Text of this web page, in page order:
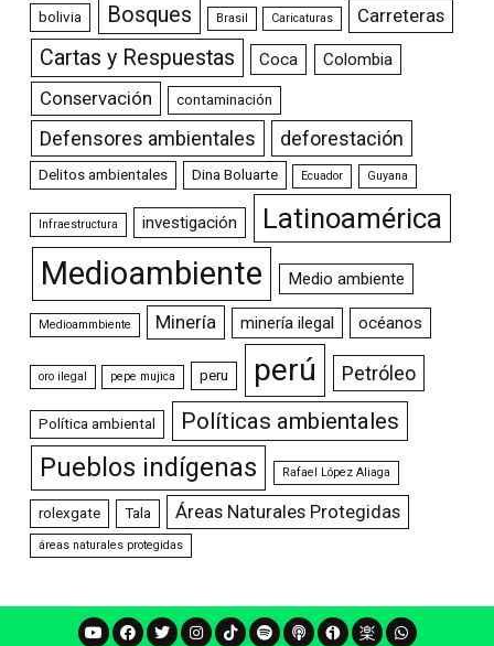
bolivia Bosques Brasil Caricaturas Carreteras
Cartas y Respuestas Coca Colombia
Conservación contaminación
Defensores ambientales deforestación
Delitos ambientales Dina Boluarte Ecuador Guyana
Infraestructura investigación Latinoamérica
Medioambiente Medio ambiente
Medioammbiente Minería minería ilegal océanos
oro ilegal pepe mujica peru perú Petróleo
Política ambiental Políticas ambientales
Pueblos indígenas Rafael López Aliaga
rolexgate Tala Áreas Naturales Protegidas
áreas naturales protegidas